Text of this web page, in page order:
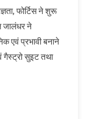
लिवर ट्रांसप्लांट
विशेषज्ञता, फोर्टिस ने
शुरू की नई सुविधा
फोर्टिस ने शुरू
जालंधर ने
एवं प्रभावी बनाने
गैस्ट्रो सुइट तथा